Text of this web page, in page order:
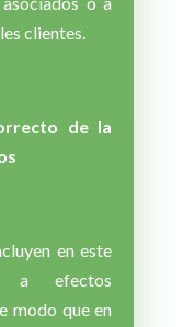
clientes.
de la
en este
a efectos
modo que en